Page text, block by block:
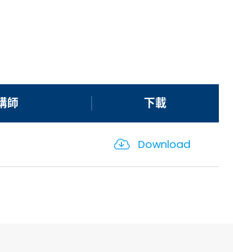
師 下載
Download